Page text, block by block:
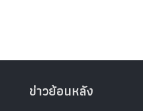
ข่าวย้อนหลัง